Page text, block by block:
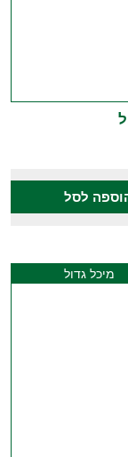
לסל
מיכל גדול